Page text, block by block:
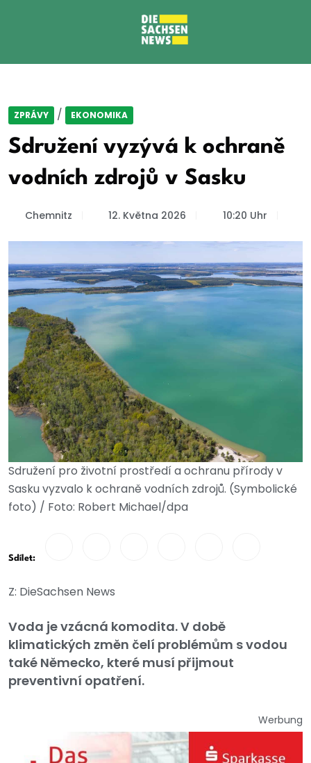
ZPRÁVY / EKONOMIKA
Sdružení vyzývá k ochraně
vodních zdrojů v Sasku
Chemnitz 12. Května 2026 10:20 Uhr
Sdružení pro životní prostředí a ochranu přírody v
Sasku vyzvalo k ochraně vodních zdrojů. (Symbolické
foto) / Foto: Robert Michael/dpa
Sdílet:
Z: DieSachsen News
Voda je vzácná komodita. V době
klimatických změn čelí problémům s vodou
také Německo, které musí přijmout
preventivní opatření.
Werbung